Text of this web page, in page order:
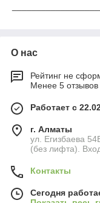
О нас
Рейтинг не
Менее 5 отзывов
Работает с
г. Алматы
ул. Егизбаева
(без лифта).
Контакты
Сегодня